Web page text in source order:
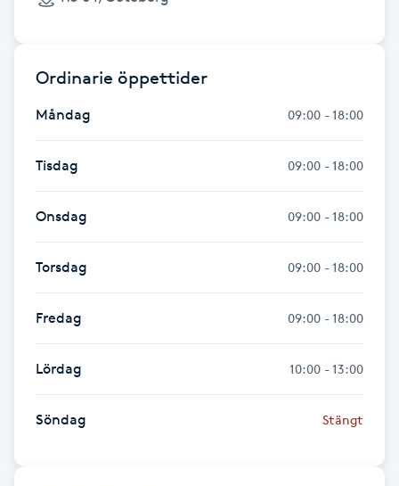
Hudföryngring
Huduppstramning
Hudvård
Hyaluronsyra
Hyperhidros
Hypnos
Ordinarie öppettider
Måndag 09:00 - 18:00
Tisdag 09:00 - 18:00
Onsdag 09:00 - 18:00
Torsdag 09:00 - 18:00
Fredag 09:00 - 18:00
Lördag 10:00 - 13:00
Söndag Stängt